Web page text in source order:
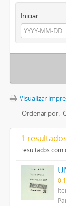
Iniciar
Visualizar
Ordenar por:
1
resultados com